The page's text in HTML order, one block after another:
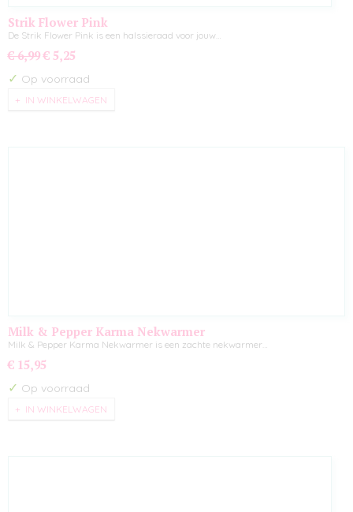
Strik Flower Pink
De Strik Flower Pink is een halssieraad voor jouw…
€ 6,99 € 5,25
✓ Op voorraad
IN WINKELWAGEN
Milk & Pepper Karma Nekwarmer
Milk & Pepper Karma Nekwarmer is een zachte nekwarmer…
€ 15,95
✓ Op voorraad
IN WINKELWAGEN